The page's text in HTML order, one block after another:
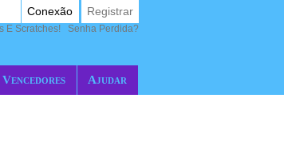
Vencedores Ajudar
Conexão Registrar
E Scratches! Senha Perdida?